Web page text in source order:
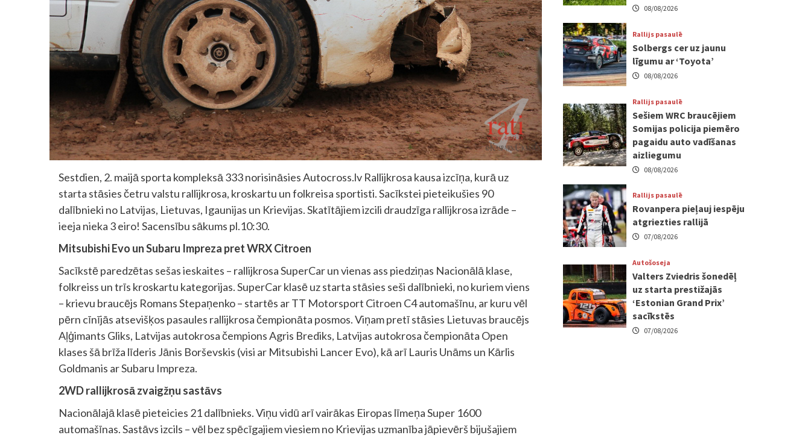
Sestdien, 2. maijā sporta kompleksā 333 norisināsies Autocross.lv Rallijkrosa kausa izcīņa, kurā uz
starta stāsies četru valstu rallijkrosa, kroskartu un folkreisa sportisti. Sacīkstei pieteikušies 90
dalībnieki no Latvijas, Lietuvas, Igaunijas un Krievijas. Skatītājiem izcili draudzīga rallijkrosa izrāde –
ieeja nieka 3 eiro! Sacensību sākums pl.10:30.
Mitsubishi Evo un Subaru Impreza pret WRX Citroen
Sacīkstē paredzētas sešas ieskaites – rallijkrosa SuperCar un vienas ass piedziņas Nacionālā klase,
folkreiss un trīs kroskartu kategorijas. SuperCar klasē uz starta stāsies seši dalībnieki, no kuriem viens
– krievu braucējs Romans Stepaņenko – startēs ar TT Motorsport Citroen C4 automašīnu, ar kuru vēl
pērn cīnījās atsevišķos pasaules rallijkrosa čempionāta posmos. Viņam pretī stāsies Lietuvas braucējs
Aļģimants Gliks, Latvijas autokrosa čempions Agris Brediks, Latvijas autokrosa čempionāta Open
klases šā brīža līderis Jānis Borševskis (visi ar Mitsubishi Lancer Evo), kā arī Lauris Unāms un Kārlis
Goldmanis ar Subaru Impreza.
2WD rallijkrosā zvaigžņu sastāvs
Nacionālajā klasē pieteicies 21 dalībnieks. Viņu vidū arī vairākas Eiropas līmeņa Super 1600
automašīnas. Sastāvs izcils – vēl bez spēcīgajiem viesiem no Krievijas uzmanība jāpievērš bijušajiem
08/08/2026
Rallijs pasaulē
Solbergs cer uz jaunu
līgumu ar ‘Toyota’
08/08/2026
Rallijs pasaulē
Sešiem WRC braucējiem
Somijas policija piemēro
pagaidu auto vadīšanas
aizliegumu
08/08/2026
Rallijs pasaulē
Rovanpera pieļauj iespēju
atgriezties rallijā
07/08/2026
Autošoseja
Valters Zviedris šonedēļ
uz starta prestižajās
‘Estonian Grand Prix’
sacīkstēs
07/08/2026